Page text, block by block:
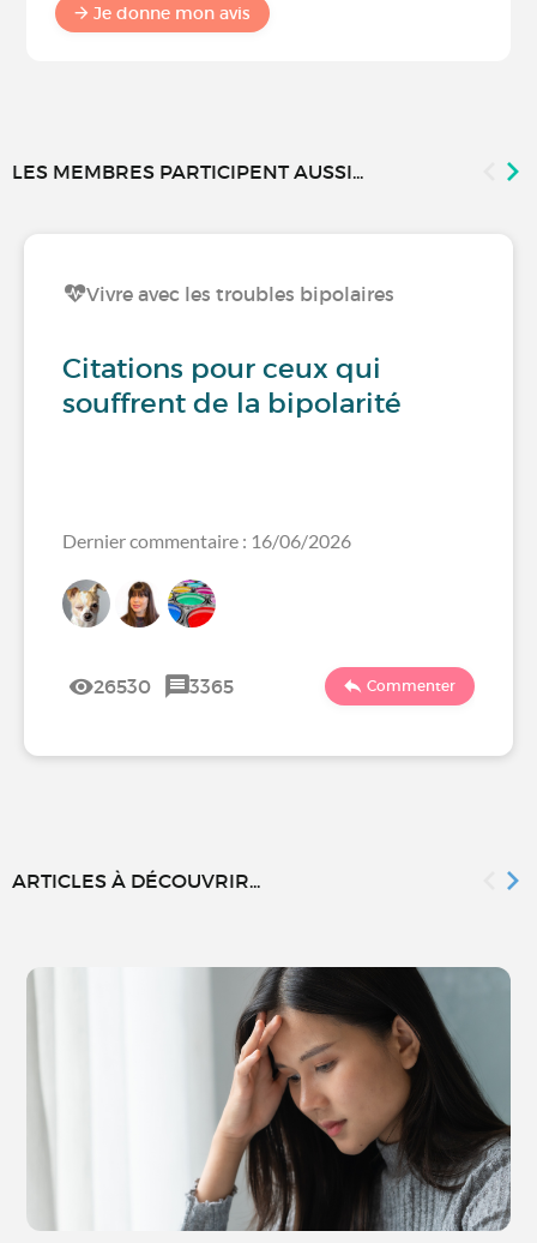
Je donne mon avis
LES MEMBRES PARTICIPENT AUSSI...
Vivre avec les troubles bipolaires
Citations pour ceux qui
souffrent de la bipolarité
Dernier commentaire : 16/06/2026
26530 3365 Commenter
ARTICLES À DÉCOUVRIR...